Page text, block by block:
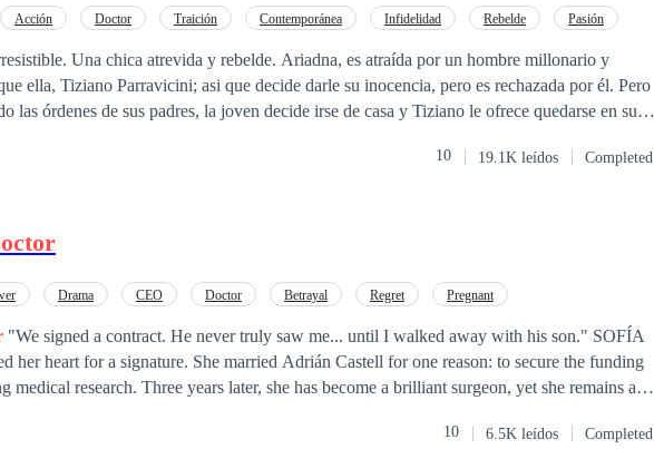
Acción Doctor Traición Contemporánea Infidelidad Rebelde
Pasión
atraída por un hombre millonario y
ella, Tiziano Parravicini; asi que decide darle su inocencia, pero es rechazada por él. Pero
las órdenes de sus padres, la joven decide irse de casa y Tiziano le ofrece quedarse en su
su deseo de independencia y su atracción por Tiziano. Ella cruzó su propio límite al posarse
10 19.1K leídos Completed
Drama CEO Doctor Betrayal Regret Pregnant
"We signed a contract. He never truly saw me... until I walked away with his son." SOFÍA
her heart for a signature. She married Adrián Castell for one reason: to secure the funding
medical research. Three years later, she has become a brilliant surgeon, yet she remains a
the life she built on silence begins to crumble. The news brings two devastating
10 6.5K leídos Completed